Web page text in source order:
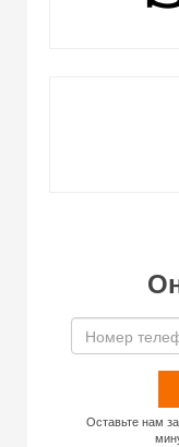
Оставьте нам